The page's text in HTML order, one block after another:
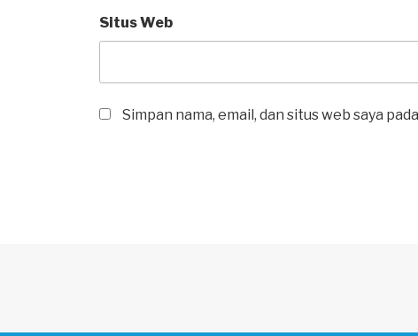
Situs Web
Simpan nama, email, dan situs web saya